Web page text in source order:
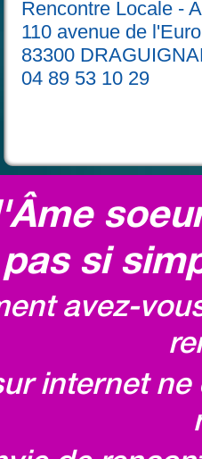
Rencontre Locale -
110 avenue de
83300
04 89 53 10 29
pas si
avez-
internet